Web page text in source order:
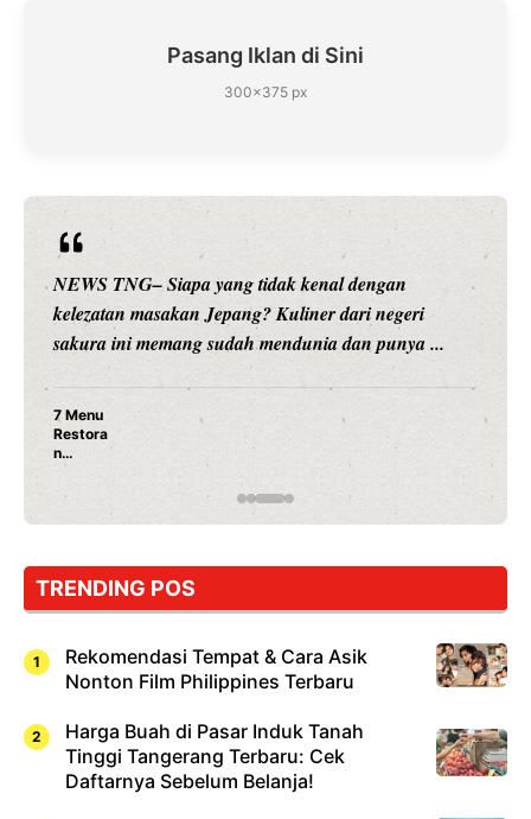
Pasang Iklan di Sini
300×375 px
NEWS TNG– Siapa sangka, dua nama besar di
hiburan, Nunung Srimulat dan Vicky Prasetyo, kini
merambah dunia kuliner dengan ...
Nunung Srimulat & Vicky Prasetyo Buka
Rahasia Mami Bikin Nagih!
TRENDING POS
Rekomendasi Tempat & Cara Asik
Nonton Film Philippines Terbaru
Harga Buah di Pasar Induk Tanah
Tinggi Tangerang Terbaru: Cek
Daftarnya Sebelum Belanja!